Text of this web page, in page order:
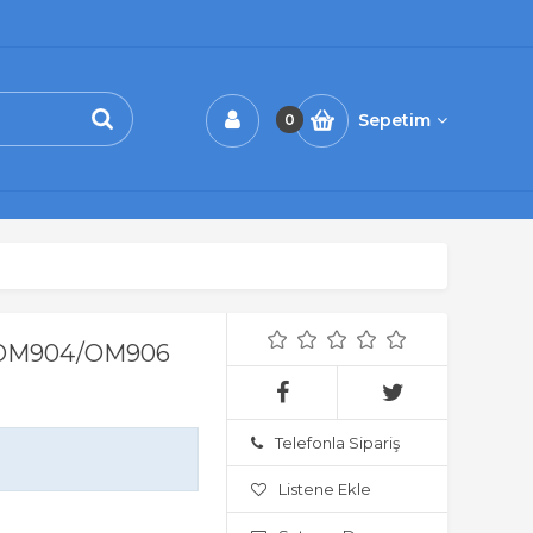
0 Sepetim
OM906
Telefonla Sipariş
Listene Ekle